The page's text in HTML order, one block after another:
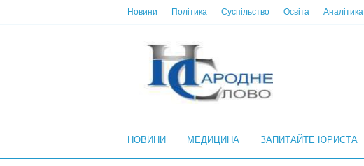
Новини Політика Суспільство Освіта Аналітика
НОВИНИ МЕДИЦИНА ЗАПИТАЙТЕ ЮРИСТА